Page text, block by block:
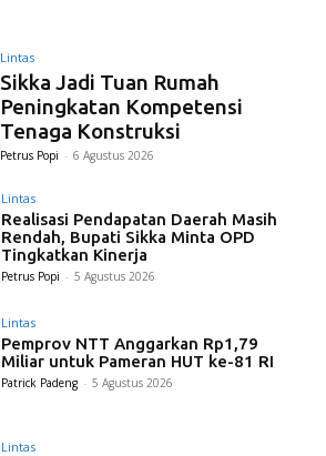
Lintas
Sikka Jadi Tuan Rumah
Peningkatan Kompetensi
Tenaga Konstruksi
Petrus Popi - 6 Agustus 2026
Lintas
Realisasi Pendapatan Daerah Masih
Rendah, Bupati Sikka Minta OPD
Tingkatkan Kinerja
Petrus Popi - 5 Agustus 2026
Lintas
Pemprov NTT Anggarkan Rp1,79
Miliar untuk Pameran HUT ke-81 RI
Patrick Padeng - 5 Agustus 2026
Lintas